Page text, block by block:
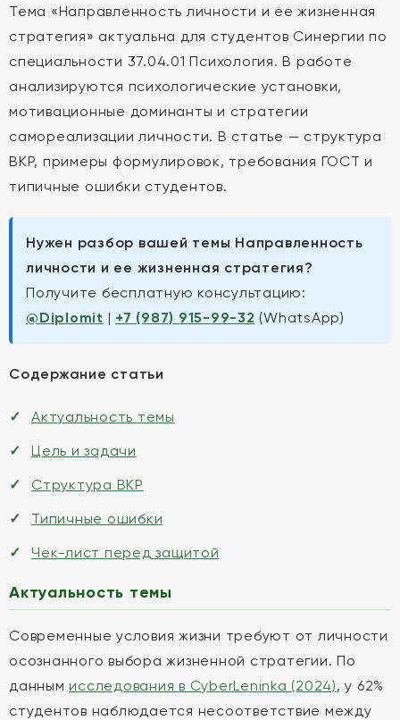
Тема «Направленность личности и ее жизненная
стратегия» актуальна для студентов Синергии по
специальности 37.04.01 Психология. В работе
анализируются психологические установки,
мотивационные доминанты и стратегии
самореализации личности. В статье — структура
ВКР, примеры формулировок, требования ГОСТ и
типичные ошибки студентов.
Нужен разбор вашей темы Направленность
личности и ее жизненная стратегия?
Получите бесплатную консультацию:
@Diplomit | +7 (987) 915-99-32 (WhatsApp)
Содержание статьи
Актуальность темы
Цель и задачи
Структура ВКР
Типичные ошибки
Чек-лист перед защитой
Актуальность темы
Современные условия жизни требуют от личности
осознанного выбора жизненной стратегии. По
даннымисследования в CyberLeninka (2024), у 62%
студентов наблюдается несоответствие между